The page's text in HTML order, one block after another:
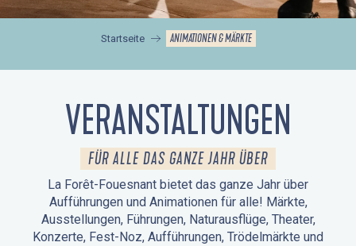
Startseite ANIMATIONEN & MÄRKTE
VERANSTALTUNGEN
FÜR ALLE DAS GANZE JAHR ÜBER
La Forêt-Fouesnant bietet das ganze Jahr über
Aufführungen und Animationen für alle! Märkte,
Ausstellungen, Führungen, Naturausflüge, Theater,
Konzerte, Fest-Noz, Aufführungen, Trödelmärkte und